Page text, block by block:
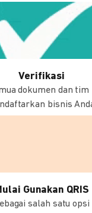
Verifikasi
dokumen dan
bisnis
Gunakan QRIS
salah satu